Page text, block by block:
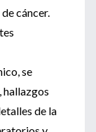
cáncer.
se
de la